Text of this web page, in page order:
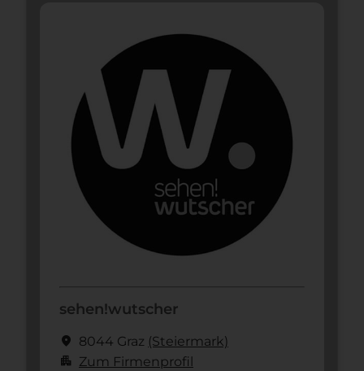
sehen!wutscher
location_on 8044 Graz (Steier­mark)
apartment Zum Firmenprofil